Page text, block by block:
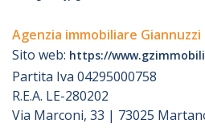
Agenzia immobiliare Giannuzzi
Sito web: https://
Partita Iva 04295000758
R.E.A. LE-280202
Via Marconi, 33 | 73025
LinkedIn
Facebook
Mediatori Agenti
Specializzazioni
Alberghiero
LinkedIn
Facebook
Incarico a vendere /
In esclusiva
Non in esclusiva
Verbale